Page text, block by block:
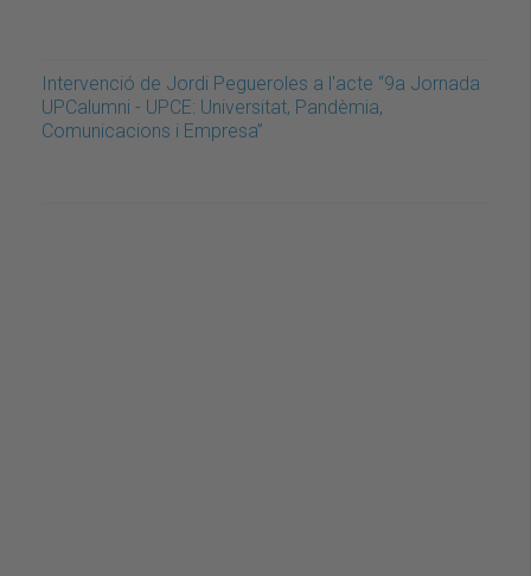
Intervenció de Jordi Pegueroles a l'acte “9a Jornada
UPCalumni - UPCE: Universitat, Pandèmia,
Comunicacions i Empresa”